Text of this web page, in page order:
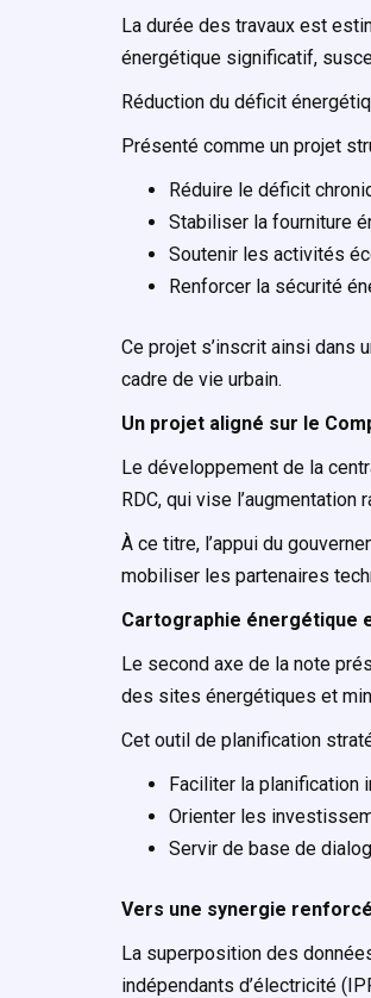
La durée des travaux est
énergétique significatif,
Réduction du déficit
Présenté comme un projet
Réduire le déficit
Stabiliser la fourniture
Soutenir les activités
Renforcer la sécurité
Ce projet s’inscrit ainsi dans
cadre de vie urbain.
Un projet aligné sur le
Le développement de la
RDC, qui vise l’augmentation
À ce titre, l’appui du
mobiliser les partenaires
Cartographie énergétique
Le second axe de la note
des sites énergétiques et
Cet outil de planification
Faciliter la planification
Orienter les
Servir de base de
Vers une synergie
La superposition des
indépendants d’électricité